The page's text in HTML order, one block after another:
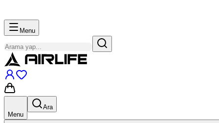
Menu
Menu
Ara